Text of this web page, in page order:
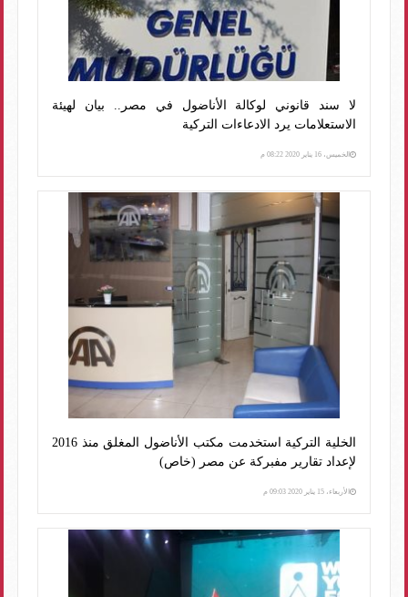
لا سند قانوني لوكالة الأناضول في مصر.. بيان لهيئة
الاستعلامات يرد الادعاءات التركية
الخميس، 16 يناير 2020 08:22 م
الخلية التركية استخدمت مكتب الأناضول المغلق منذ 2016
لإعداد تقارير مفبركة عن مصر (خاص)
الأربعاء، 15 يناير 2020 09:03 م